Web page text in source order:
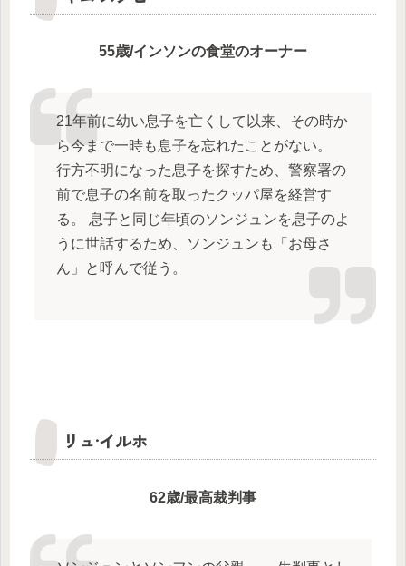
55歳/インソンの食堂のオーナー
21年前に幼い息子を亡くして以来、その時か
ら今まで一時も息子を忘れたことがない。
行方不明になった息子を探すため、警察署の
前で息子の名前を取ったクッパ屋を経営す
る。 息子と同じ年頃のソンジュンを息子のよ
うに世話するため、ソンジュンも「お母さ
ん」と呼んで従う。
リュ·イルホ
62歳/最高裁判事